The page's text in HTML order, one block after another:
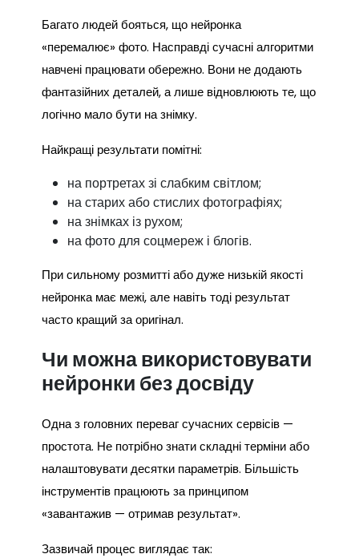
Багато людей бояться, що нейронка
«перемалює» фото. Насправді сучасні алгоритми
навчені працювати обережно. Вони не додають
фантазійних деталей, а лише відновлюють те, що
логічно мало бути на знімку.
Найкращі результати помітні:
на портретах зі слабким світлом;
на старих або стислих фотографіях;
на знімках із рухом;
на фото для соцмереж і блогів.
При сильному розмитті або дуже низькій якості
нейронка має межі, але навіть тоді результат
часто кращий за оригінал.
Чи можна використовувати
нейронки без досвіду
Одна з головних переваг сучасних сервісів —
простота. Не потрібно знати складні терміни або
налаштовувати десятки параметрів. Більшість
інструментів працюють за принципом
«завантажив — отримав результат».
Зазвичай процес виглядає так: